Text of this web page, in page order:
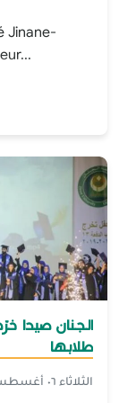
Jinane-
الجنان صيدا
طلابها
الثلاثاء ٠٦ أغسطس ٢٠١٩